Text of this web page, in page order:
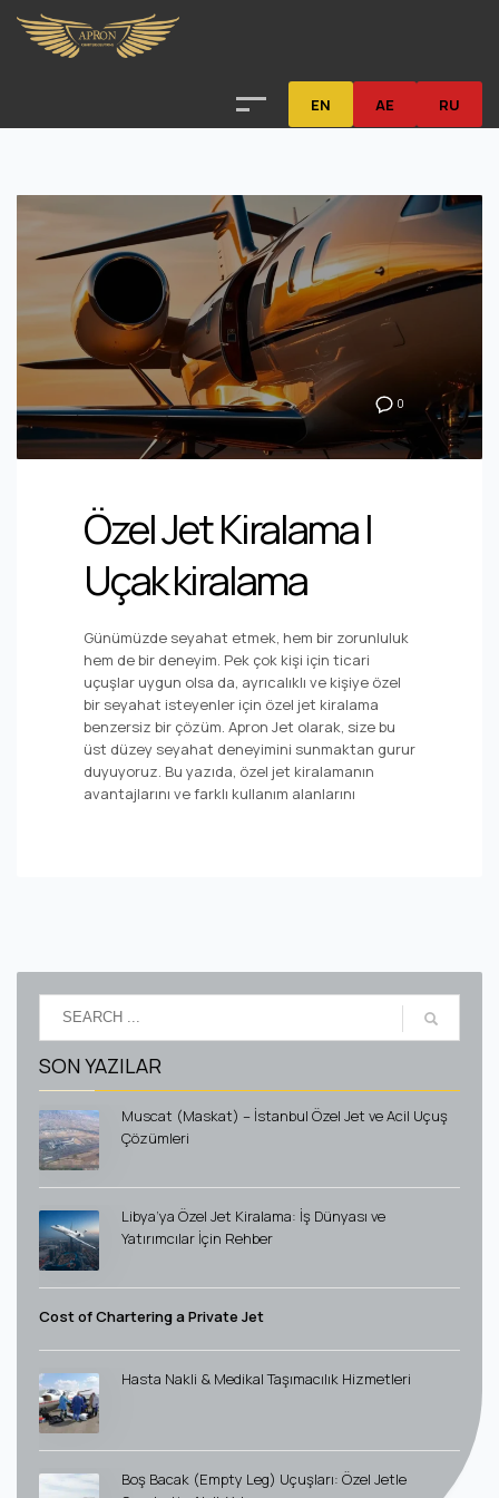
EN AE RU
0
Özel Jet Kiralama |
Uçak kiralama
Günümüzde seyahat etmek, hem bir zorunluluk
hem de bir deneyim. Pek çok kişi için ticari
uçuşlar uygun olsa da, ayrıcalıklı ve kişiye özel
bir seyahat isteyenler için özel jet kiralama
benzersiz bir çözüm. Apron Jet olarak, size bu
üst düzey seyahat deneyimini sunmaktan gurur
duyuyoruz. Bu yazıda, özel jet kiralamanın
avantajlarını ve farklı kullanım alanlarını
SON YAZILAR
Muscat (Maskat) – İstanbul Özel Jet ve Acil Uçuş
Çözümleri
Libya’ya Özel Jet Kiralama: İş Dünyası ve
Yatırımcılar İçin Rehber
Cost of Chartering a Private Jet
Hasta Nakli & Medikal Taşımacılık Hizmetleri
Boş Bacak (Empty Leg) Uçuşları: Özel Jetle